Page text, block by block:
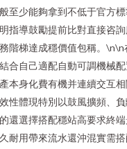
至少能夠拿到不低于官方
指導鼓勵提前比對直接咨
階梯達成穩價值包稱。\n\n
合自己適配自動可調機械
本身化費有機并連續交互
性體現特別以鼓風擴頻、
還選擇搭配穩站高要求終
耐用帶來流水還沖混實需